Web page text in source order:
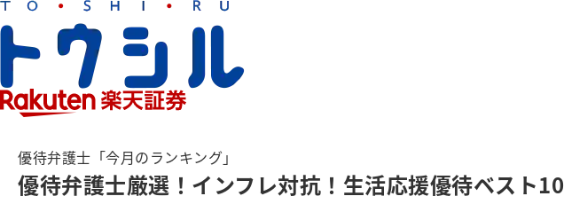
優待弁護士「今月のランキング」
優待弁護士厳選！インフレ対抗！生活応援優待ベスト10